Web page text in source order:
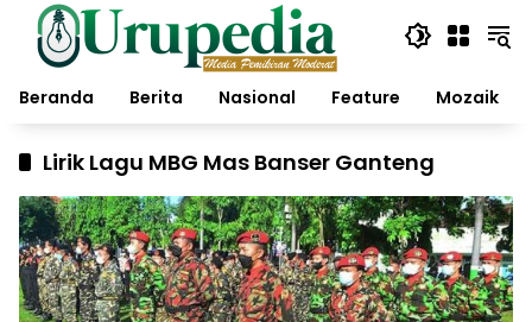
Langsung
konten
Beranda
Berita Nasional Feature Mozaik
Lirik Lagu MBG Mas Banser Ganteng